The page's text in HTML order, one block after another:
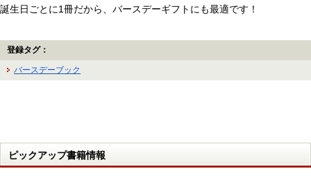
誕生日ごとに1冊だから、バースデーギフトにも最適です！
登録タグ：
バースデーブック
ピックアップ書籍情報